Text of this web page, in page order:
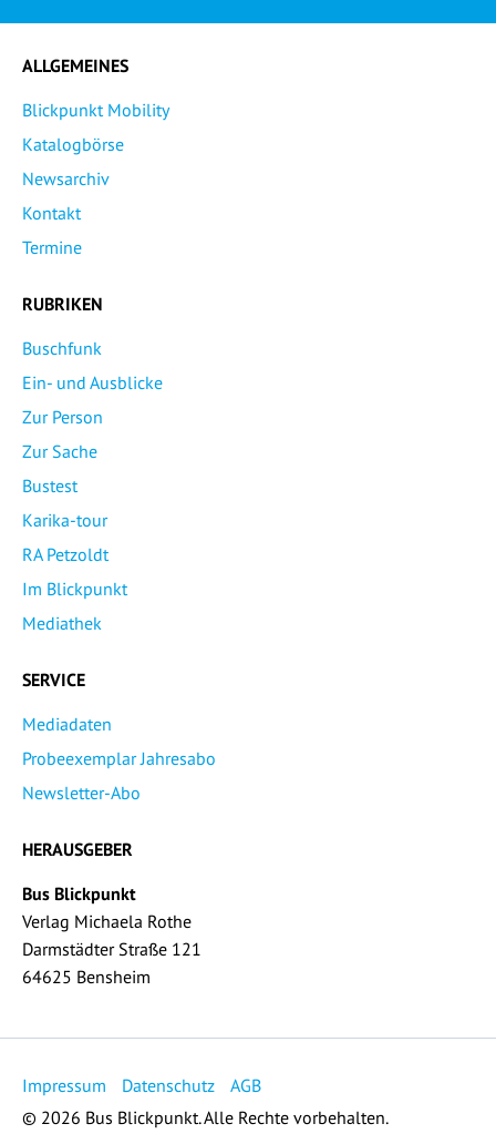
ALLGEMEINES
Blickpunkt Mobility
Katalogbörse
Newsarchiv
Kontakt
Termine
RUBRIKEN
Buschfunk
Ein- und Ausblicke
Zur Person
Zur Sache
Bustest
Karika-tour
RA Petzoldt
Im Blickpunkt
Mediathek
SERVICE
Mediadaten
Probeexemplar Jahresabo
Newsletter-Abo
HERAUSGEBER
Bus Blickpunkt
Verlag Michaela Rothe
Darmstädter Straße 121
64625 Bensheim
Impressum Datenschutz
AGB
© 2026 Bus Blickpunkt. Alle Rechte vorbehalten.